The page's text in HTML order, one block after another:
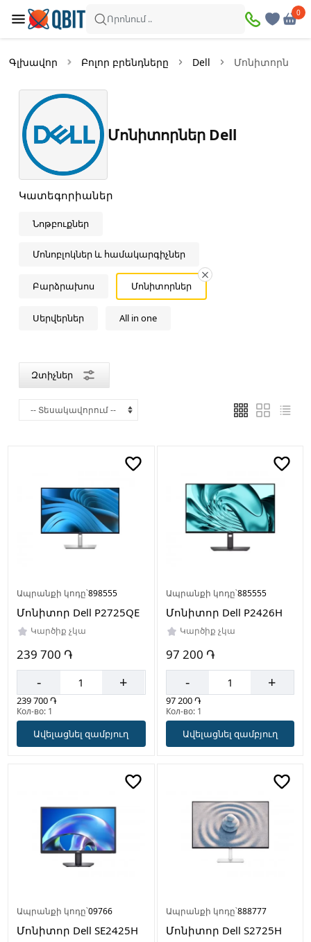
Որոնում ..
0
Գլխավոր Բոլոր բրենդները Dell Մոնիտորներ
Մոնիտորներ Dell
Կատեգորիաներ
Նոթբուքներ
Մոնոբլոկներ և համակարգիչներ
Բարձրախոս Մոնիտորներ
Սերվերներ All in one
Զտիչներ
Զտիչներ
Գին
—
Մոխրագույն
Արտադրող
երկիր
Ապրանքի կոդը՝898555
Մոնիտոր Dell P2725QE
Կարծիք չկա
239 700 ֏
- +
239 700 ֏
Кол-во: 1
Ավելացնել զամբյուղ
Ապրանքի կոդը՝885555
Մոնիտոր Dell P2426H
Կարծիք չկա
97 200 ֏
- +
97 200 ֏
Кол-во: 1
Ավելացնել զամբյուղ
Ապրանքի կոդը՝09766
Մոնիտոր Dell SE2425H
Ապրանքի կոդը՝888777
Մոնիտոր Dell S2725H